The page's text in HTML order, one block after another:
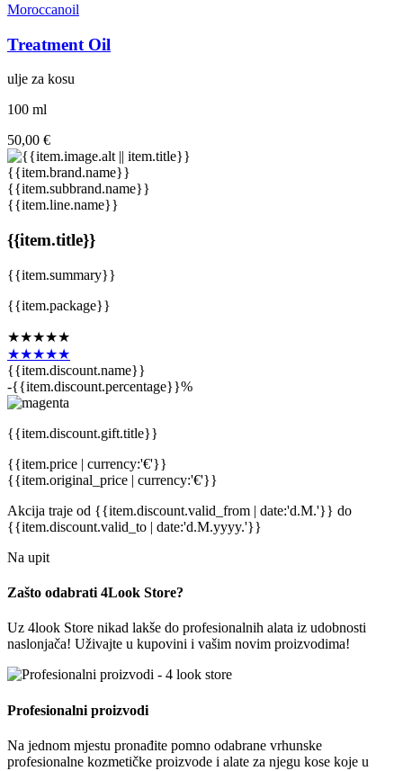
Moroccanoil
Treatment Oil
ulje za kosu
100 ml
50,00 €
{{item.brand.name}}
{{item.subbrand.name}}
{{item.line.name}}
{{item.title}}
{{item.summary}}
{{item.package}}
★★★★★
★★★★★
{{item.discount.name}}
-{{item.discount.percentage}}%
{{item.discount.gift.title}}
{{item.price | currency:'€'}}
{{item.original_price | currency:'€'}}
Akcija traje od {{item.discount.valid_from | date:'d.M.'}} do
{{item.discount.valid_to | date:'d.M.yyyy.'}}
Na upit
Zašto odabrati 4Look Store?
Uz 4look Store nikad lakše do profesionalnih alata iz udobnosti
naslonjača! Uživajte u kupovini i vašim novim proizvodima!
Profesionalni proizvodi
Na jednom mjestu pronađite pomno odabrane vrhunske
profesionalne kozmetičke proizvode i alate za njegu kose koje u